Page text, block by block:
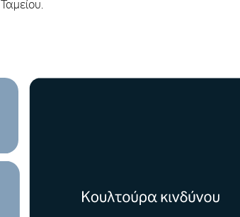
Ταμείου.